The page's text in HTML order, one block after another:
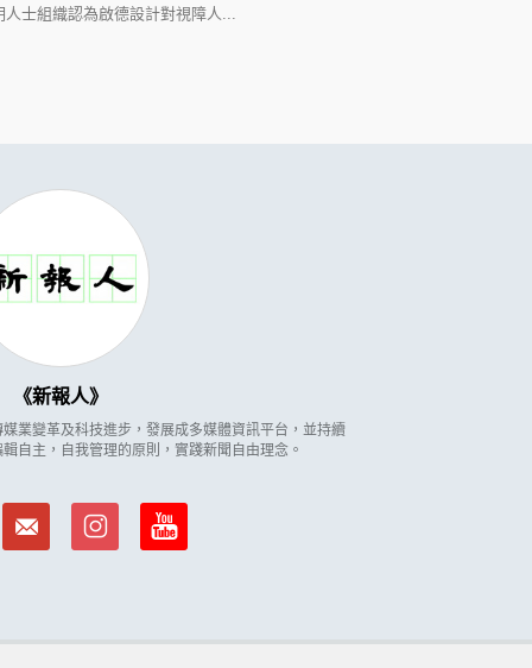
士組織認為啟德設計對視障人...
新報人
業變革及科技進步，發展成多媒體資訊平台，並持續
自主，自我管理的原則，實踐新聞自由理念。